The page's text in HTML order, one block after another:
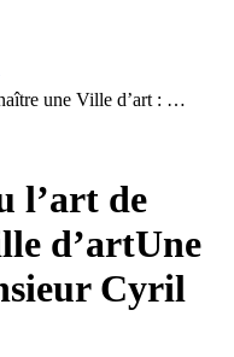
une Ville d’art : …
l’art de
d’artUne
Cyril